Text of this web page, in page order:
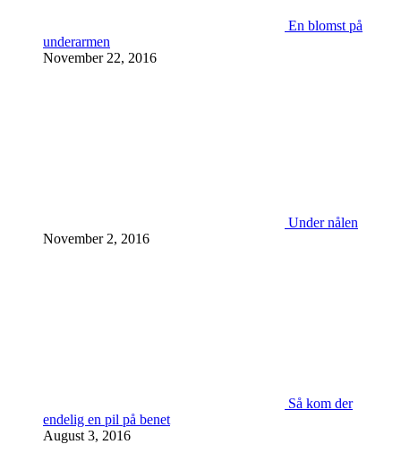
En blomst på
underarmen
November 22, 2016
Under nålen
November 2, 2016
Så kom der
endelig en pil på benet
August 3, 2016